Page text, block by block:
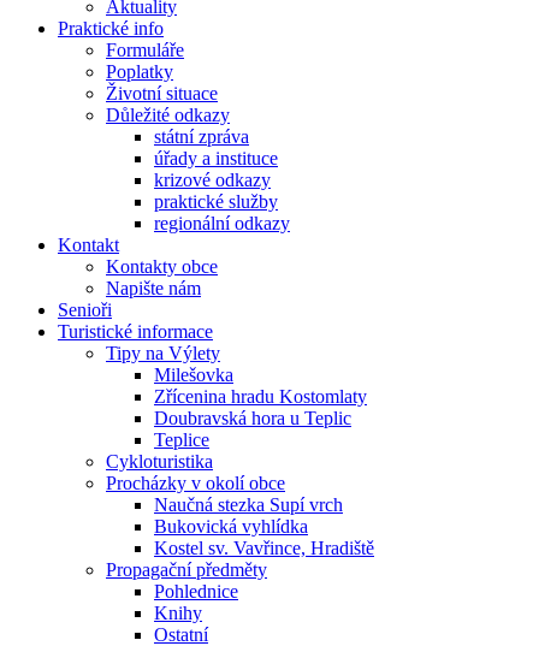
Aktuality
Praktické info
Formuláře
Poplatky
Životní situace
Důležité odkazy
státní zpráva
úřady a instituce
krizové odkazy
praktické služby
regionální odkazy
Kontakt
Kontakty obce
Napište nám
Senioři
Turistické informace
Tipy na Výlety
Milešovka
Zřícenina hradu Kostomlaty
Doubravská hora u Teplic
Teplice
Cykloturistika
Procházky v okolí obce
Naučná stezka Supí vrch
Bukovická vyhlídka
Kostel sv. Vavřince, Hradiště
Propagační předměty
Pohlednice
Knihy
Ostatní